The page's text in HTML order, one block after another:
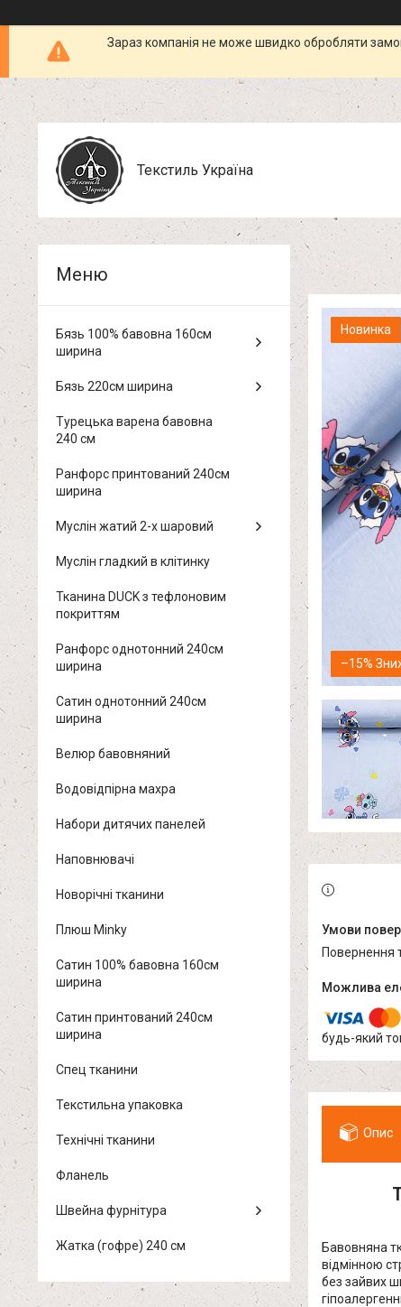
Зараз компанія не може швидко обробляти
Текстиль Україна
Новинка
–15%
повернення
будь-який
Опис
Бавовняна
відмінною
без зайвих
Бязь 100% бавовна 160см
ширина
Бязь 220см ширина
Турецька варена бавовна
240 см
Ранфорс принтований 240см
ширина
Муслін жатий 2-х шаровий
Муслін гладкий в клітинку
Тканина DUCK з тефлоновим
покриттям
Ранфорс однотонний 240см
ширина
Сатин однотонний 240см
ширина
Велюр бавовняний
Водовідпірна махра
Набори дитячих панелей
Наповнювачі
Новорічні тканини
Плюш Minky
Сатин 100% бавовна 160см
ширина
Сатин принтований 240см
ширина
Спец тканини
Текстильна упаковка
Технічні тканини
Фланель
Швейна фурнітура
Жатка (гофре) 240 см